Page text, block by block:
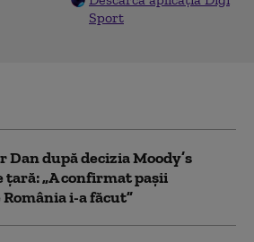
Sport
după decizia Moody’s
„A confirmat pașii
i-a făcut”